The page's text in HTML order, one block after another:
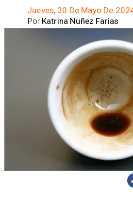
Jueves, 30 De Mayo De
Katrina Nuñez Farias
Por